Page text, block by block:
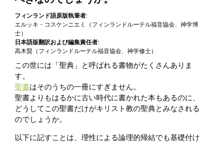
フィンランド語原版執筆者:
エルッキ・コスケンニエミ（フィンランドルーテル福音協会、神学博
士）
日本語版翻訳および編集責任者:
高木賢（フィンランドルーテル福音協会、神学修士）
この世には「聖典」と呼ばれる書物がたくさんありま
す。
聖書はそのうちの一冊にすぎません。
聖書よりもはるかに古い時代に書かれた本もあるのに、
どうしてこの聖書だけがキリスト教の聖典とみなされる
のでしょうか。
以下に記すことは、理性による論理的帰結でも基礎付け